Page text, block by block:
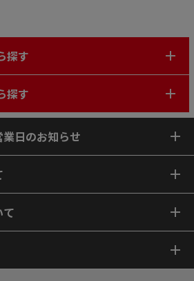
探す
探す
日のお知らせ
て